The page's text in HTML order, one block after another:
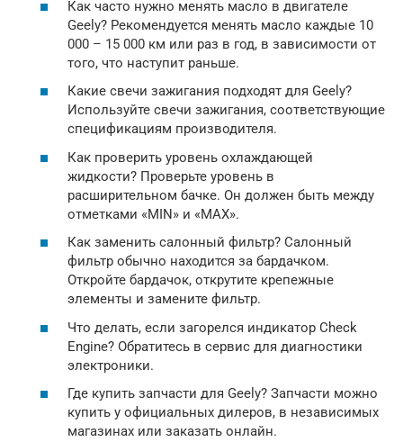
Как часто нужно менять масло в двигателе
Geely? Рекомендуется менять масло каждые 10
000 – 15 000 км или раз в год, в зависимости от
того, что наступит раньше.
Какие свечи зажигания подходят для Geely?
Используйте свечи зажигания, соответствующие
спецификациям производителя.
Как проверить уровень охлаждающей
жидкости? Проверьте уровень в
расширительном бачке. Он должен быть между
отметками «MIN» и «MAX».
Как заменить салонный фильтр? Салонный
фильтр обычно находится за бардачком.
Откройте бардачок, открутите крепежные
элементы и замените фильтр.
Что делать, если загорелся индикатор Check
Engine? Обратитесь в сервис для диагностики
электроники.
Где купить запчасти для Geely? Запчасти можно
купить у официальных дилеров, в независимых
магазинах или заказать онлайн.